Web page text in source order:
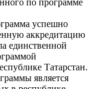
по программе
успешно
аккредитацию
единственной
Татарстан.
является